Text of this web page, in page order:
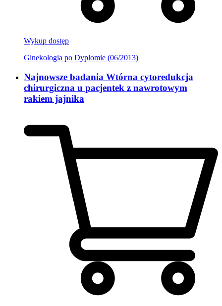
Wykup dostęp
Ginekologia po Dyplomie (06/2013)
Najnowsze badania Wtórna cytoredukcja
chirurgiczna u pacjentek z nawrotowym
rakiem jajnika